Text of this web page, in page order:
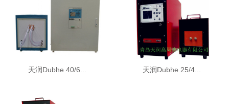
天润Dubhe 40/6... 天润Dubhe 25/4...